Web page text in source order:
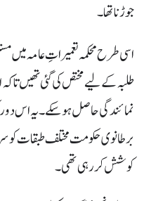
جوڑنا تھا۔
اسی طرح محکمہ تعمیراتِ عامہ
طلبہ کے لیے مختص کی گئی تھیں
نمائندگی حاصل ہو سکے۔ یہ اس دور
برطانوی حکومت مختلف طبقات کو
کوشش کر رہی تھی۔